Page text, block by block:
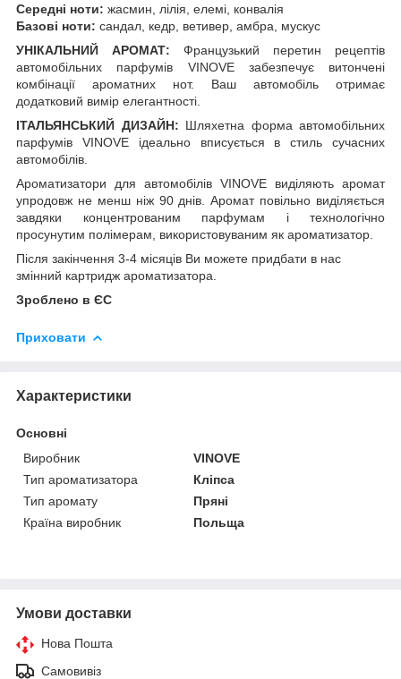
Середні ноти: жасмин, лілія, елемі, конвалія
Базові ноти: сандал, кедр, ветивер, амбра, мускус
УНІКАЛЬНИЙ АРОМАТ: Французький перетин рецептів
автомобільних парфумів VINOVE забезпечує витончені
комбінації ароматних нот. Ваш автомобіль отримає
додатковий вимір елегантності.
ІТАЛЬЯНСЬКИЙ ДИЗАЙН: Шляхетна форма автомобільних
парфумів VINOVE ідеально вписується в стиль сучасних
автомобілів.
Ароматизатори для автомобілів VINOVE виділяють аромат
упродовж не менш ніж 90 днів. Аромат повільно виділяється
завдяки концентрованим парфумам і технологічно
просунутим полімерам, використовуваним як ароматизатор.
Після закінчення 3-4 місяців Ви можете придбати в нас
змінний картридж ароматизатора.
Зроблено в ЄС
Приховати
Характеристики
Основні
Виробник
VINOVE
Тип ароматизатора
Кліпса
Тип аромату
Пряні
Країна виробник
Польща
Умови доставки
Нова Пошта
Самовивіз